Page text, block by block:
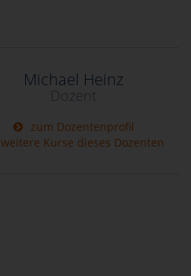
Michael Heinz
Dozent
zum Dozentenprofil
weitere Kurse dieses Dozenten